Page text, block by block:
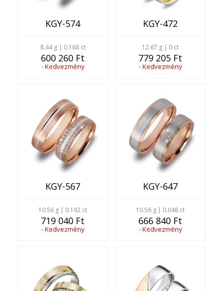
KGY-574
8.44 g | 0.168 ct
600 260 Ft
- Kedvezmény
KGY-472
12.67 g | 0 ct
779 205 Ft
- Kedvezmény
KGY-567
10.56 g | 0.192 ct
719 040 Ft
- Kedvezmény
KGY-647
10.56 g | 0.048 ct
666 840 Ft
- Kedvezmény